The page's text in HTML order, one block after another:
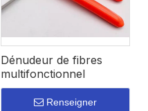
Dénudeur de fibres
multifonctionnel
SKYCOM
Renseigner